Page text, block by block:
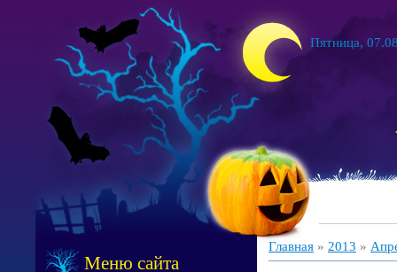
Пятница,
Меню сайта
Главная » 2013 »